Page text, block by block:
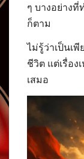
ๆ บางอย่างที่
ก็ตาม
ไม่รู้ว่าเป็นเ
ชีวิต แต่เรื่อง
เสมอ